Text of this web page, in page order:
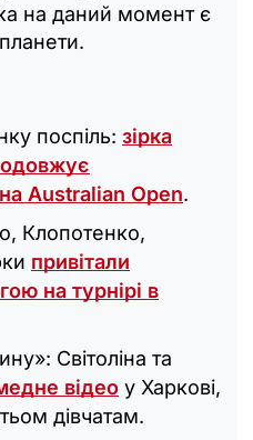
на даний момент є
поспіль: зірка
Australian Open.
Клопотенко,
привітали
на турнірі в
Світоліна та
відео у Харкові,
дівчатам.